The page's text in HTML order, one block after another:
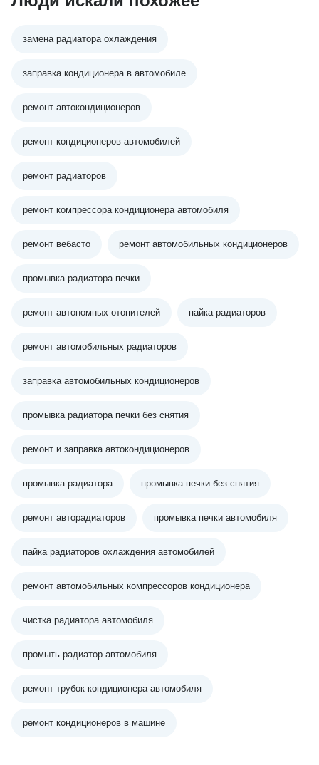
замена радиатора охлаждения
заправка кондиционера в автомобиле
ремонт автокондиционеров
ремонт кондиционеров автомобилей
ремонт радиаторов
ремонт компрессора кондиционера автомобиля
ремонт вебасто ремонт автомобильных кондиционеров
промывка радиатора печки
ремонт автономных отопителей пайка радиаторов
ремонт автомобильных радиаторов
заправка автомобильных кондиционеров
промывка радиатора печки без снятия
ремонт и заправка автокондиционеров
промывка радиатора промывка печки без снятия
ремонт авторадиаторов промывка печки автомобиля
пайка радиаторов охлаждения автомобилей
ремонт автомобильных компрессоров кондиционера
чистка радиатора автомобиля
промыть радиатор автомобиля
ремонт трубок кондиционера автомобиля
ремонт кондиционеров в машине